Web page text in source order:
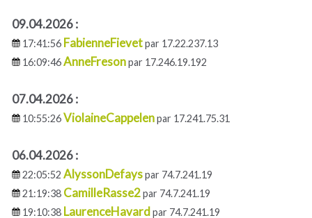
09.04.2026 :
17:41:56 FabienneFievetpar 17.22.237.13
16:09:46AnneFresonpar 17.246.19.192
07.04.2026 :
10:55:26ViolaineCappelenpar 17.241.75.31
06.04.2026 :
22:05:52 AlyssonDefayspar 74.7.241.19
21:19:38 CamilleRasse2par 74.7.241.19
19:10:38 LaurenceHavard par 74.7.241.19